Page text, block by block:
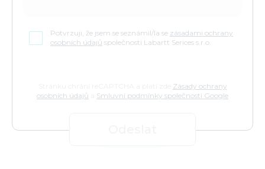
Potvrzuji, že jsem se seznámil/la se zásadami ochrany
osobních údajů společnosti Labartt Serices s.r.o.
Zásady ochrany
osobních údajů
Smluvní podmínky společnosti Google